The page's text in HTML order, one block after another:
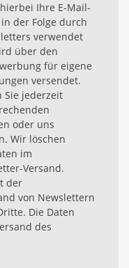
Ihre E-Mail-
der Folge durch
verwendet
über den
für eigene
versendet.
Sie jederzeit
oder uns
Wir löschen
im
Versand.
der
von Newslettern
Die Daten
des